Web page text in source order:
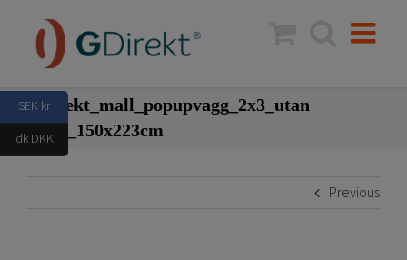
content
Gdirekt_mall_popupvagg_2x3_utan
sidor_150x223cm
Previous
SEK kr
dk DKK